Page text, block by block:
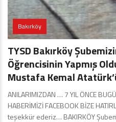
Bakırköy
TYSD Bakırköy
Öğrencisinin Yapmış
Mustafa Kemal
ANILARIMIZDAN … 7 YIL ÖNCE
HABERİMİZİ FACEBOOK BİZE
teşekkür ederiz… BAKIRKÖY